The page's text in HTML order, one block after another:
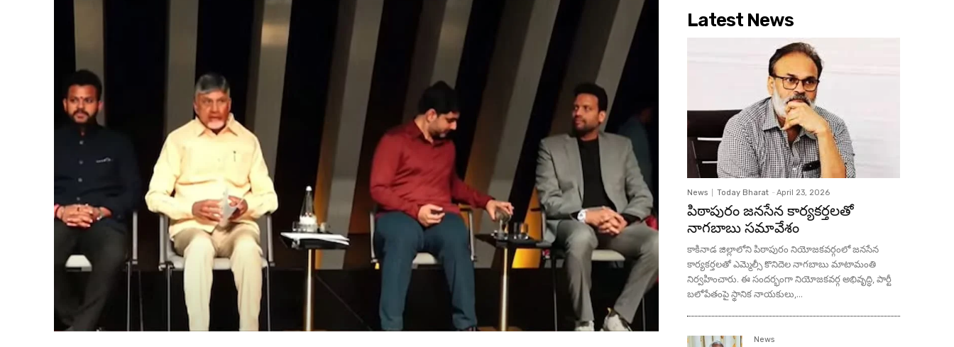
Latest News
News Today Bharat - April 23, 2026
పిఠాపురం జనసేన కార్యకర్తలతో
నాగబాబు సమావేశం
కాకినాడ జిల్లాలోని పిఠాపురం నియోజకవర్గంలో జనసేన
కార్యకర్తలతో ఎమ్మెల్సీ కొనిదెల నాగబాబు మాటామంతి
నిర్వహించారు. ఈ సందర్భంగా నియోజకవర్గ అభివృద్ధి, పార్టీ
బలోపేతంపై స్థానిక నాయకులు,...
News